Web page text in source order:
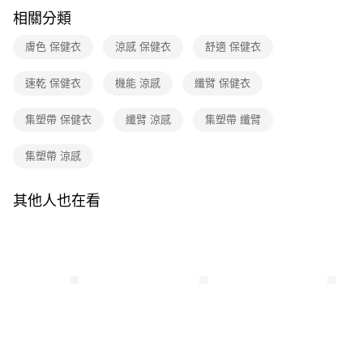
海外
相關分類
膚色 保健衣 涼感 保健衣 舒適 保健衣
速乾 保健衣 機能 涼感 纖臂 保健衣
集塑帶 保健衣 纖臂 涼感 集塑帶 纖臂
集塑帶 涼感
其他人也在看